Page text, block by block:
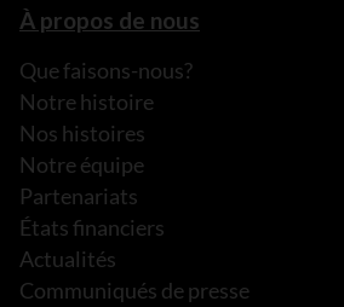
À propos de nous
Que faisons-nous?
Notre histoire
Nos histoires
Notre équipe
Partenariats
États financiers
Actualités
Communiqués de presse